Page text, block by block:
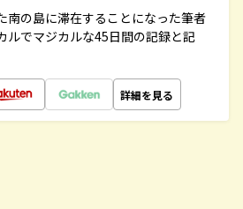
南の島に滞在することになった筆者
ルでマジカルな45日間の記録と記
詳細を見る